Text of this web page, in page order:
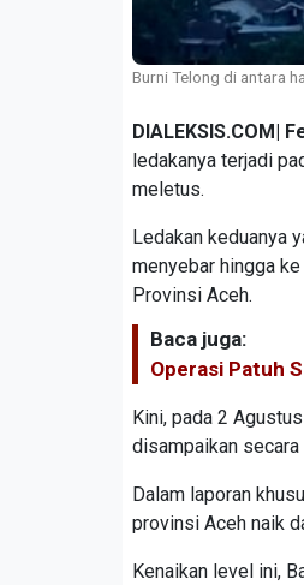
Burni Telong di antara
DIALEKSIS.COM|
ledakanya terjadi
meletus.
Ledakan keduanya
menyebar hingga ke
Provinsi Aceh.
Baca juga:
Operasi Patuh
Kini, pada 2
disampaikan
Dalam laporan
provinsi Aceh naik
Kenaikan level ini,